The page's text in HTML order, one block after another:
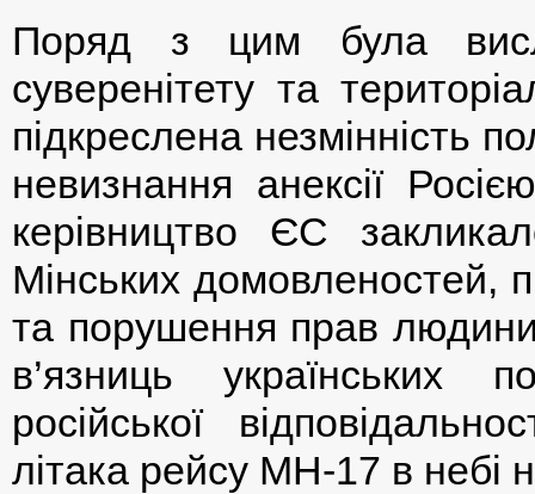
Поряд з цим була
суверенітету та
підкреслена незмінність
невизнання анексії
керівництво ЄС
Мінських домовленостей,
та порушення прав людини
в’язниць українських
російської
літака рейсу МН-17 в небі